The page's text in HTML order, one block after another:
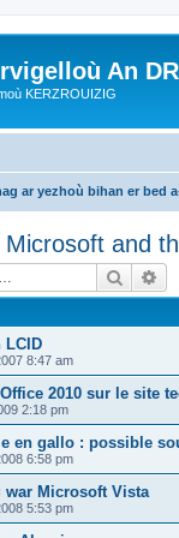
An
KERZROUIZIG
ar yezhoù bihan er bed
and
LCID
8:47 am
2010 sur le site
2:18 pm
en gallo : possible
6:58 pm
war Microsoft Vista
5:53 pm